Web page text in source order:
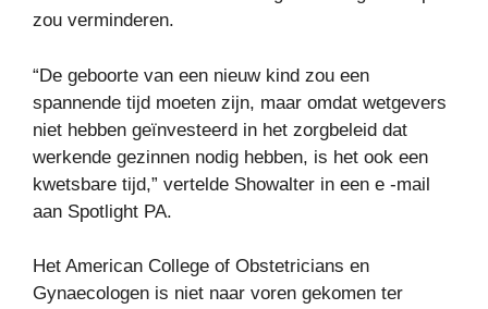
zou verminderen.
“De geboorte van een nieuw kind zou een
spannende tijd moeten zijn, maar omdat wetgevers
niet hebben geïnvesteerd in het zorgbeleid dat
werkende gezinnen nodig hebben, is het ook een
kwetsbare tijd,” vertelde Showalter in een e -mail
aan Spotlight PA.
Het American College of Obstetricians en
Gynaecologen is niet naar voren gekomen ter